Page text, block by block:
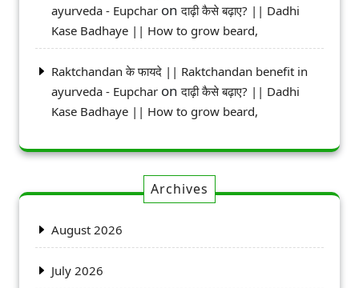
ayurveda - Eupchar onदाढ़ी कैसे बढ़ाए? || Dadhi
Kase Badhaye || How to grow beard,
Raktchandan के फायदे || Raktchandan benefit in
ayurveda - Eupchar onदाढ़ी कैसे बढ़ाए? || Dadhi
Kase Badhaye || How to grow beard,
Archives
August 2026
July 2026